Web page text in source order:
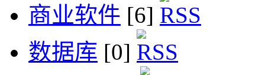
商业软件 [6]
数据库 [0]